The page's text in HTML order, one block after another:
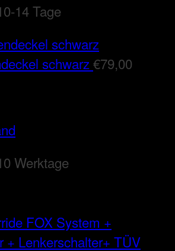
14 Tage
schwarz€79,00
Werktage